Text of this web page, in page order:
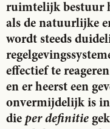
ruimtelijk bestuur
als de natuurlijke
wordt steeds
effectief te
en er heerst een
onvermijdelijk is in
die per definitie